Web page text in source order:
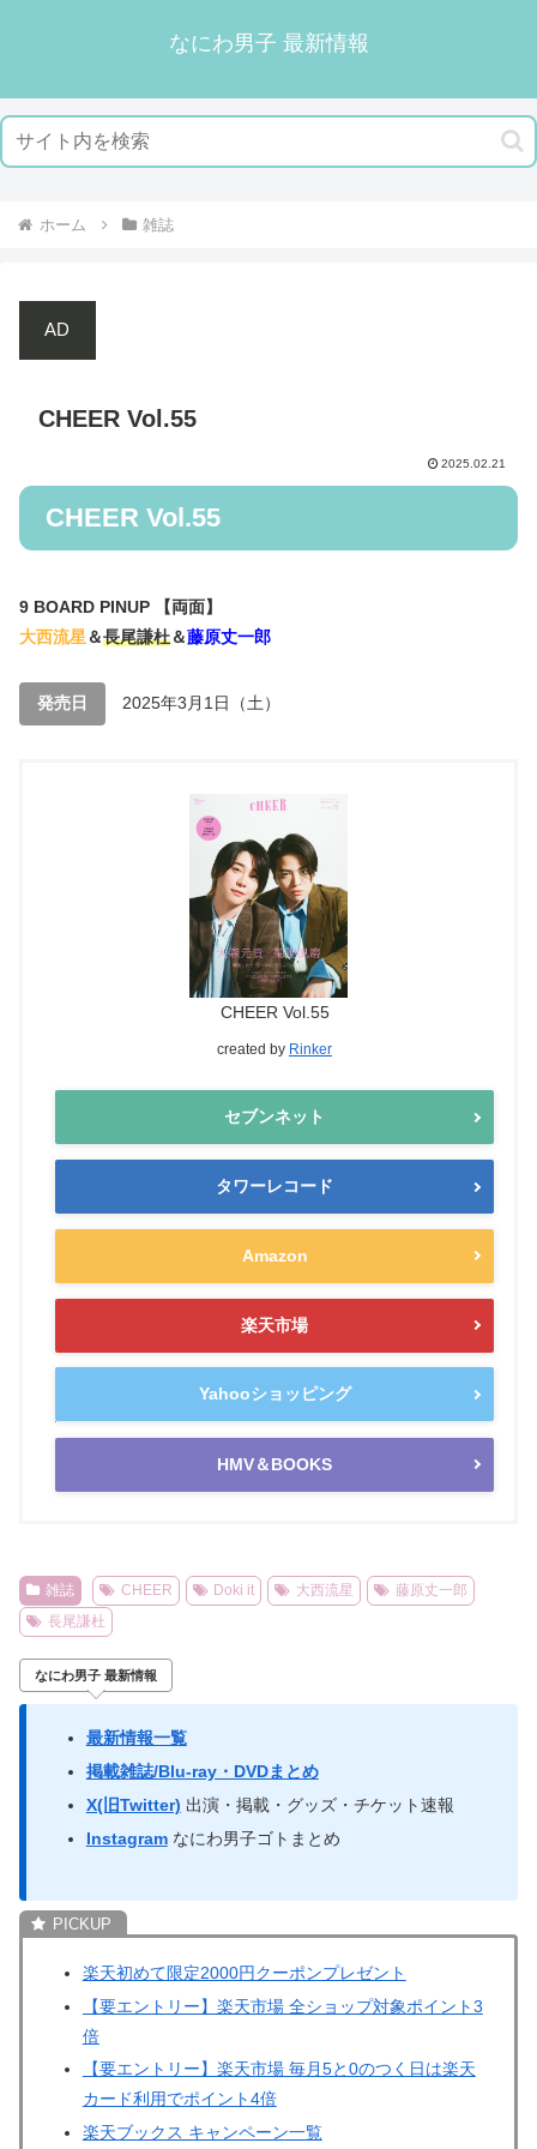
なにわ男子 最新情報
ホーム 雑誌
AD
CHEER Vol.55
2025.02.21
CHEER Vol.55
9 BOARD PINUP 【両面】
大西流星＆長尾謙杜＆藤原丈一郎
発売日 2025年3月1日（土）
CHEER Vol.55
created by Rinker
セブンネット
タワーレコード
Amazon
楽天市場
Yahooショッピング
HMV＆BOOKS
雑誌 CHEER Doki it 大西流星
藤原丈一郎
長尾謙杜
なにわ男子 最新情報
最新情報一覧
掲載雑誌/Blu-ray・DVDまとめ
X(旧Twitter) 出演・掲載・グッズ・チケット速報
Instagramなにわ男子ゴトまとめ
楽天初めて限定2000円クーポンプレゼント
【要エントリー】楽天市場 全ショップ対象ポイント3
倍
【要エントリー】楽天市場 毎月5と0のつく日は楽天
カード利用でポイント4倍
楽天ブックス キャンペーン一覧